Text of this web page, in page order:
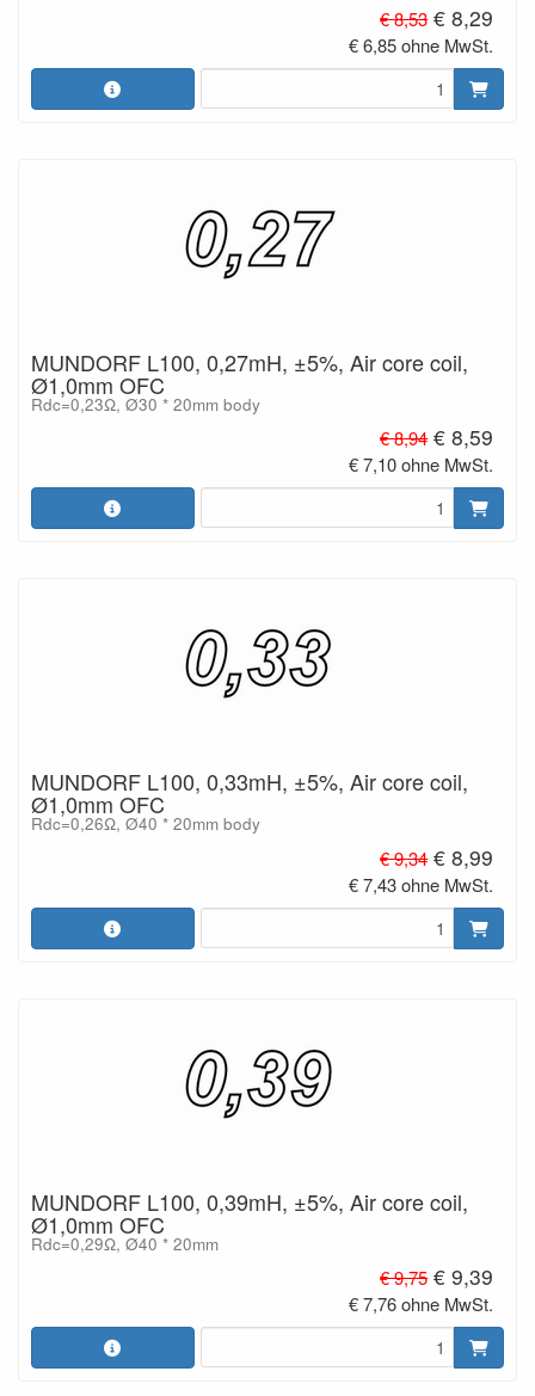
€ 8,53 € 8,29
€ 6,85 ohne MwSt.
MUNDORF L100, 0,27mH, ±5%, Air core coil,
Ø1,0mm OFC
Rdc=0,23Ω, Ø30 * 20mm body
€ 8,94 € 8,59
€ 7,10 ohne MwSt.
MUNDORF L100, 0,33mH, ±5%, Air core coil,
Ø1,0mm OFC
Rdc=0,26Ω, Ø40 * 20mm body
€ 9,34 € 8,99
€ 7,43 ohne MwSt.
MUNDORF L100, 0,39mH, ±5%, Air core coil,
Ø1,0mm OFC
Rdc=0,29Ω, Ø40 * 20mm
€ 9,75 € 9,39
€ 7,76 ohne MwSt.